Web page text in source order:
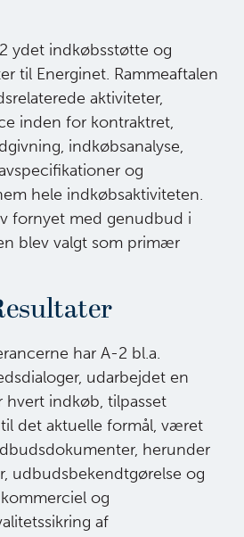
ydet indkøbsstøtte og
til Energinet. Rammeaftalen
aktiviteter,
inden for kontraktret,
indkøbsanalyse,
og
hele indkøbsaktiviteten.
fornyet med genudbud i
blev valgt som primær
har A-2 bl.a.
udarbejdet en
hvert indkøb, tilpasset
det aktuelle formål, været
herunder
udbudsbekendtgørelse og
og
af